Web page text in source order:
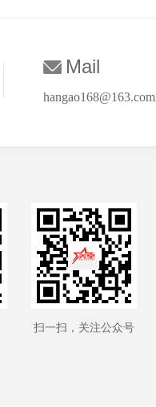
Mail
hangao168@163.com
扫一扫，关注公众号